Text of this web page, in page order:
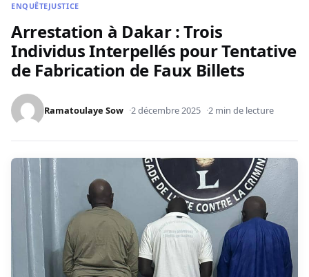
ENQUÊTEJUSTICE
Arrestation à Dakar : Trois
Individus Interpellés pour Tentative
de Fabrication de Faux Billets
Ramatoulaye Sow 2 décembre 2025 2 min de lecture